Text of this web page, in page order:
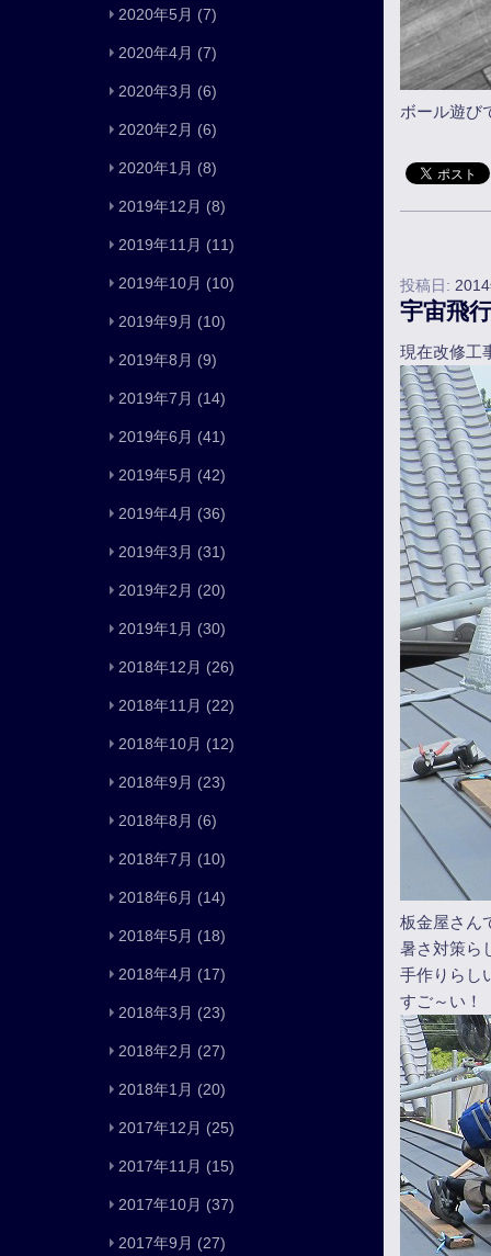
ボール遊び
投稿日:
宇宙飛
現在改修工
板金屋さん
暑さ対策ら
手作りらし
すご～い！
2020年5月 (7)
2020年4月 (7)
2020年3月 (6)
2020年2月 (6)
2020年1月 (8)
2019年12月 (8)
2019年11月 (11)
2019年10月 (10)
2019年9月 (10)
2019年8月 (9)
2019年7月 (14)
2019年6月 (41)
2019年5月 (42)
2019年4月 (36)
2019年3月 (31)
2019年2月 (20)
2019年1月 (30)
2018年12月 (26)
2018年11月 (22)
2018年10月 (12)
2018年9月 (23)
2018年8月 (6)
2018年7月 (10)
2018年6月 (14)
2018年5月 (18)
2018年4月 (17)
2018年3月 (23)
2018年2月 (27)
2018年1月 (20)
2017年12月 (25)
2017年11月 (15)
2017年10月 (37)
2017年9月 (27)